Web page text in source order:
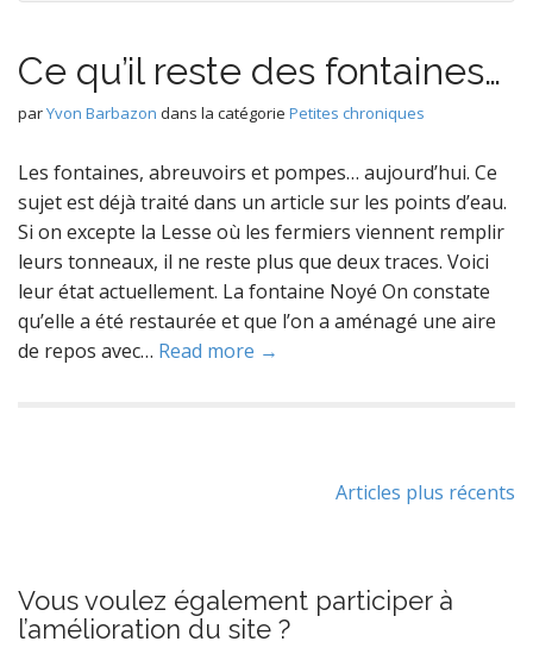
Ce qu’il reste des fontaines…
parYvon Barbazon dans la catégorie Petites chroniques
Les fontaines, abreuvoirs et pompes… aujourd’hui. Ce
sujet est déjà traité dans un article sur les points d’eau.
Si on excepte la Lesse où les fermiers viennent remplir
leurs tonneaux, il ne reste plus que deux traces. Voici
leur état actuellement. La fontaine Noyé On constate
qu’elle a été restaurée et que l’on a aménagé une aire
de repos avec… Read more →
Articles plus récents
Vous voulez également participer à
l’amélioration du site ?